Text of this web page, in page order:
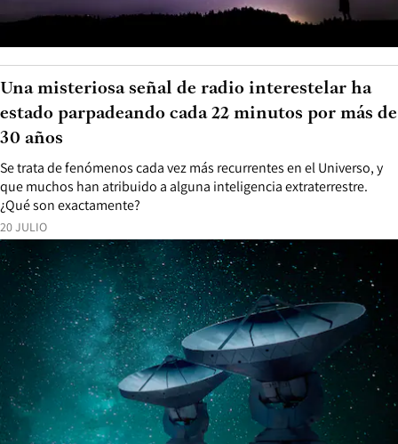
20 JULIO
Se trata de fenómenos cada vez más recurrentes en el Universo, y
que muchos han atribuido a alguna inteligencia extraterrestre.
¿Qué son exactamente?
Una misteriosa señal de radio interestelar ha
estado parpadeando cada 22 minutos por más de
30 años